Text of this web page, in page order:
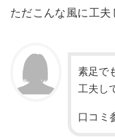
ただこんな風に工
素足で
工夫し
口コミ